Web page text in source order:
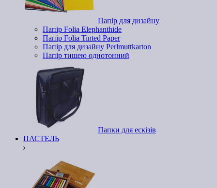
Папір для дизайну
Папір Folia Elephanthide
Папір Folia Tinted Paper
Папір для дизайну Perlmuttkarton
Папір тишею однотонний
Папки для ескізів
ПАСТЕЛЬ